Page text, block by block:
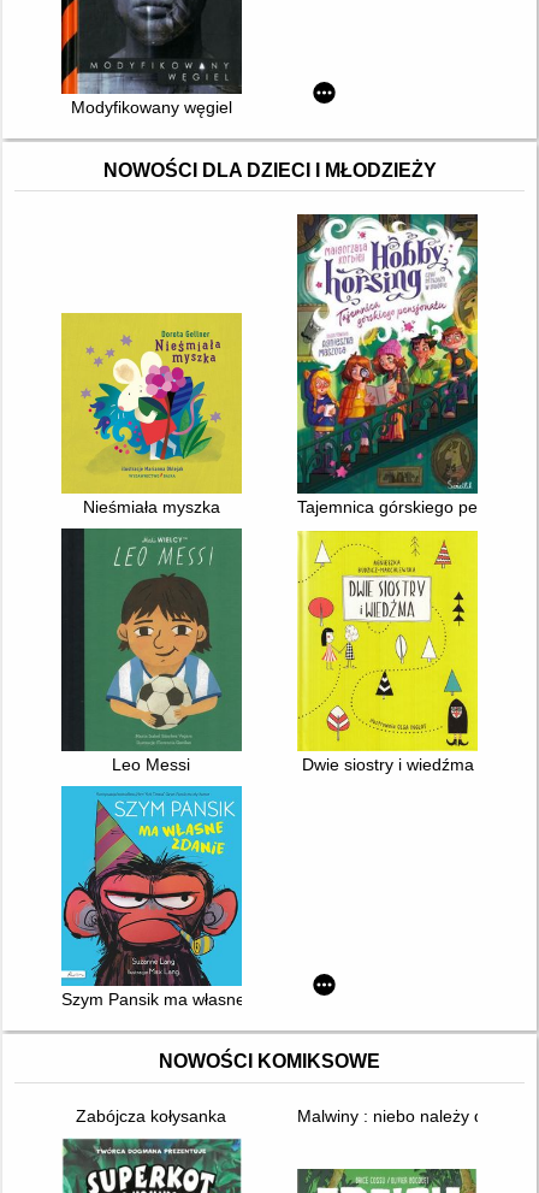
Modyfikowany węgiel
NOWOŚCI DLA DZIECI I MŁODZIEŻY
Nieśmiała myszka Tajemnica górskiego
Leo Messi Dwie siostry i wiedźma
Szym Pansik ma własne zdanie
NOWOŚCI KOMIKSOWE
Zabójcza kołysanka Malwiny : niebo należy do